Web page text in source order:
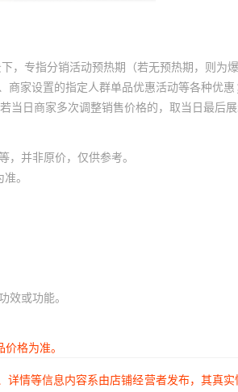
，专指分销活动预热期（若无预热期，则为
家设置的指定人群单品优惠活动等各种优
日商家多次调整销售价格的，取当日最后展
并非原价，仅供参考。
。
效或功能。
格为准。
情等信息内容系由店铺经营者发布，其真